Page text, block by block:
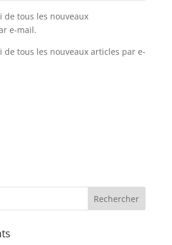
de tous les nouveaux
e-mail.
de tous les nouveaux articles par e-